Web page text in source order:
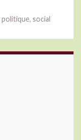
politique, social